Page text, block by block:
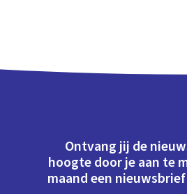
Ontvang jij de
hoogte door je aan te
maand een